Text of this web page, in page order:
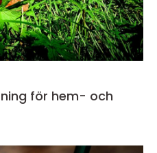
för hem- och